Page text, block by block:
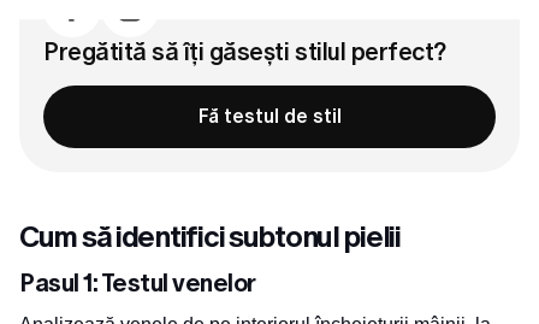
Cum să identifici subtonul pielii
Pasul 1: Testul venelor
Pregătită să îți găsești stilul perfect?
Fă testul de stil